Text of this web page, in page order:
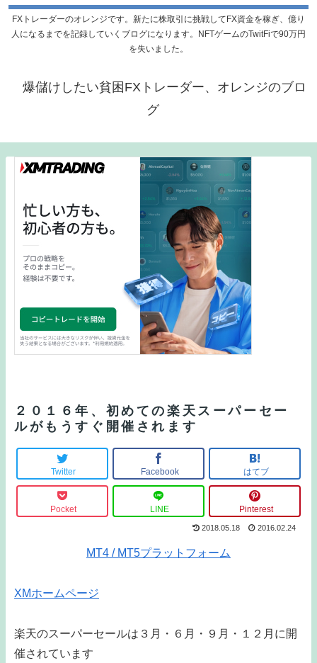
FXトレーダーのオレンジです。新たに株取引に挑戦してFX資金を稼ぎ、億り
人になるまでを記録していくブログになります。NFTゲームのTwitFiで90万円
を失いました。
爆儲けしたい貧困FXトレーダー、オレンジのブロ
グ
２０１６年、初めての楽天スーパーセー
ルがもうすぐ開催されます
Twitter Facebook はてブ
Pocket LINE Pinterest
2018.05.18 2016.02.24
MT4 / MT5プラットフォーム
XMホームページ
楽天のスーパーセールは３月・６月・９月・１２月に開
催されています